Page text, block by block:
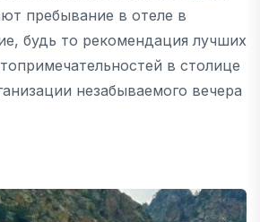
пребывание в отеле в
будь то рекомендация лучших
в столице
незабываемого вечера